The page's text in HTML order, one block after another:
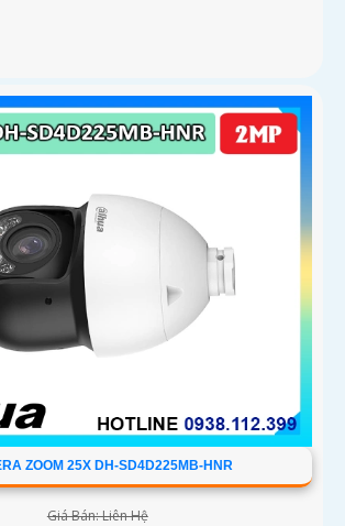
ZOOM 25X DH-SD4D225MB-HNR
Giá Bán: Liên Hệ